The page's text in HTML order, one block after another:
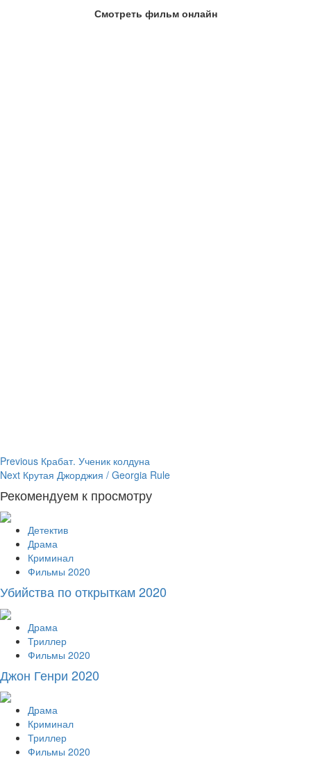
Смотреть фильм онлайн
Continue
Reading
Previous Крабат. Ученик колдуна
Next Крутая Джорджия / Georgia Rule
Рекомендуем к просмотру
Детектив
Драма
Криминал
Фильмы 2020
Убийства по открыткам 2020
Драма
Триллер
Фильмы 2020
Джон Генри 2020
Драма
Криминал
Триллер
Фильмы 2020